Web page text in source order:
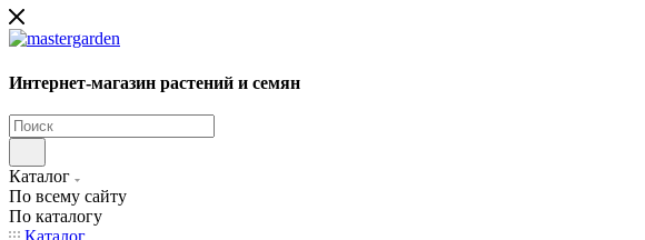
Интернет-магазин растений и семян
Каталог
По всему сайту
По каталогу